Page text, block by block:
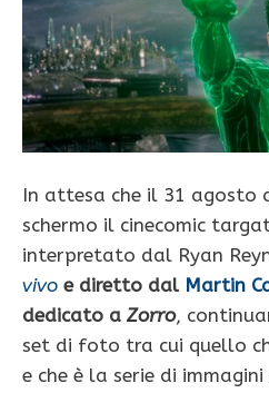
In attesa che il 31 agosto
schermo il cinecomic
interpretato dal Ryan
vivo e diretto dal Martin
dedicato a Zorro,
set di foto tra cui quello
e che è la serie di